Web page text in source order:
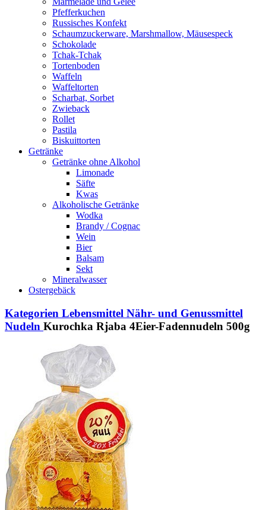
Pfefferkuchen
Russisches Konfekt
Schaumzuckerware, Marshmallow, Mäusespeck
Schokolade
Tchak-Tchak
Tortenboden
Waffeln
Waffeltorten
Scharbat, Sorbet
Zwieback
Rollet
Pastila
Biskuittorten
Getränke
Getränke ohne Alkohol
Limonade
Säfte
Kwas
Alkoholische Getränke
Wodka
Brandy / Cognac
Wein
Bier
Balsam
Sekt
Mineralwasser
Ostergebäck
Kategorien Lebensmittel Nähr- und Genussmittel
Nudeln Kurochka Rjaba 4Eier-Fadennudeln 500g